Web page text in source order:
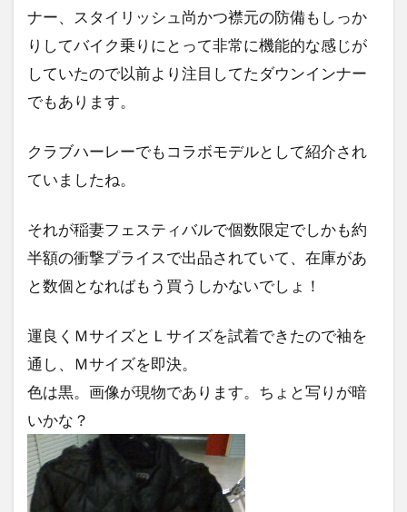
ナー、スタイリッシュ尚かつ襟元の防備もしっか
りしてバイク乗りにとって非常に機能的な感じが
していたので以前より注目してたダウンインナー
でもあります。
クラブハーレーでもコラボモデルとして紹介され
ていましたね。
それが稲妻フェスティバルで個数限定でしかも約
半額の衝撃プライスで出品されていて、在庫があ
と数個となればもう買うしかないでしょ！
運良くＭサイズとＬサイズを試着できたので袖を
通し、Ｍサイズを即決。
色は黒。画像が現物であります。ちょと写りが暗
いかな？